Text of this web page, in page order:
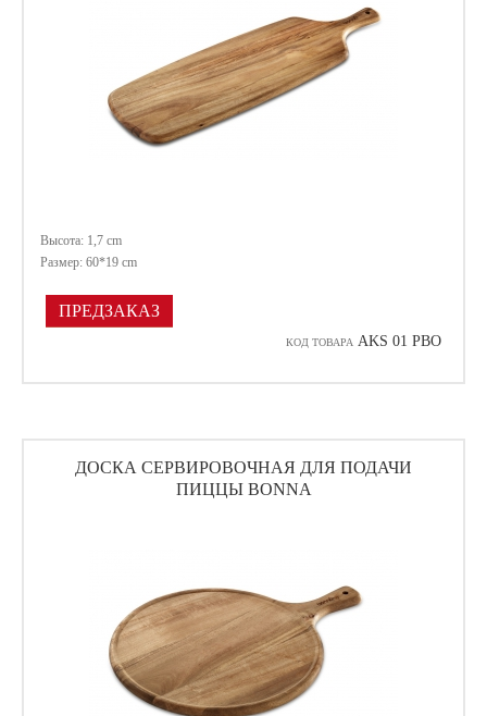
Высота: 1,7 cm
Размер: 60*19 cm
ПРЕДЗАКАЗ
КОД ТОВАРА AKS 01 PBO
ДОСКА СЕРВИРОВОЧНАЯ ДЛЯ ПОДАЧИ
ПИЦЦЫ BONNA